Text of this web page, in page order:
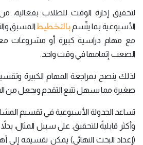
لتحقيق إدارة الوقت للطلاب بفعالية،
الأسبوعية بما يتّسم بالتخطيطالمسبق
مع مهام دراسية كبيرة أو مشروعات
الصعب إتمامها في وقت واحد.
لذلك ينصح بمراجعة المهام الكبيرة
صغيرة مما يسهل تتبع التقدم ويجعل من
تساعد الجدولة الأسبوعية في تقسيم
وأكثر قابليةً للتحقيق. على سبيل المثال،
(إعداد البحث النهائي) يمكن تقسيمه